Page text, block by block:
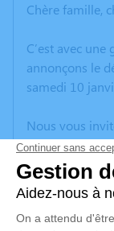
Chère famille,
C’est avec
annonçons le
samedi 10
Nous vous
vos
anecdote ou
poèmes ou
d'expression
Louise JANIN.